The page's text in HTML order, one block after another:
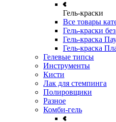
Гель-краски
Все товары
Гель-краски
Гель-краска
Гель-краска
Гелевые типсы
Инструменты
Кисти
Лак для стемпинга
Полировщики
Разное
Комби-гель